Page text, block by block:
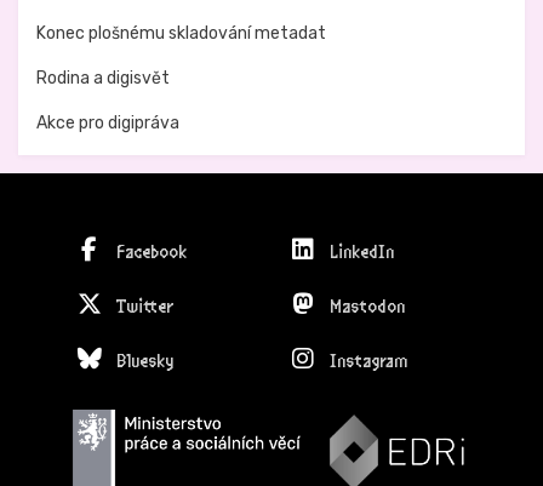
Konec plošnému skladování metadat
Rodina a digisvět
Akce pro digipráva
Facebook LinkedIn
Twitter Mastodon
Bluesky Instagram